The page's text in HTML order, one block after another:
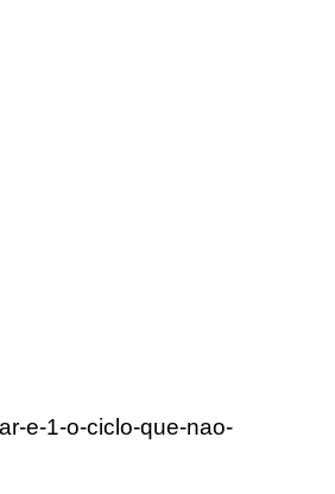
e-1-o-ciclo-que-nao-